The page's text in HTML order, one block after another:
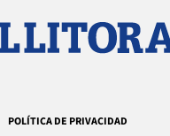
POLÍTICA DE PRIVACIDAD